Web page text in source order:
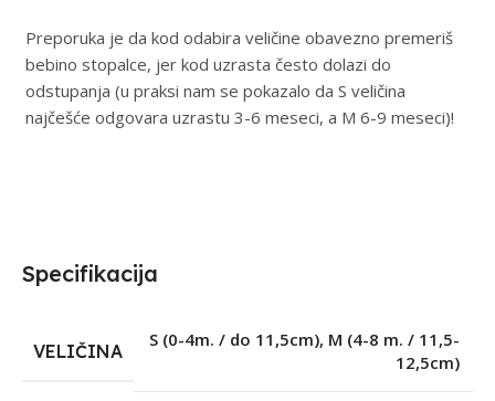
Preporuka je da kod odabira veličine obavezno premeriš
bebino stopalce, jer kod uzrasta često dolazi do
odstupanja (u praksi nam se pokazalo da S veličina
najčešće odgovara uzrastu 3-6 meseci, a M 6-9 meseci)!
Specifikacija
VELIČINA
S (0-4m. / do 11,5cm), M (4-8 m. / 11,5-
12,5cm)